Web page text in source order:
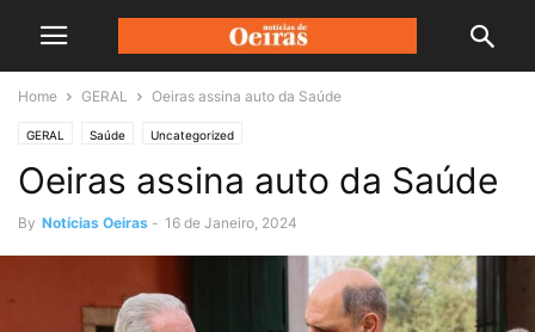
Home GERAL Oeiras assina auto da Saúde
GERAL Saúde Uncategorized
Oeiras assina auto da Saúde
By Notícias Oeiras - 16 de Janeiro, 2024